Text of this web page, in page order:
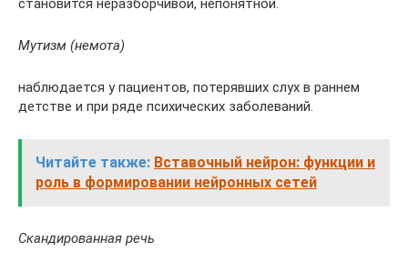
становится неразборчивой, непонятной.
Мутизм (немота)
наблюдается у пациентов, потерявших слух в раннем
детстве и при ряде психических заболеваний.
Читайте также: Вставочный нейрон: функции и
роль в формировании нейронных сетей
Скандированная речь